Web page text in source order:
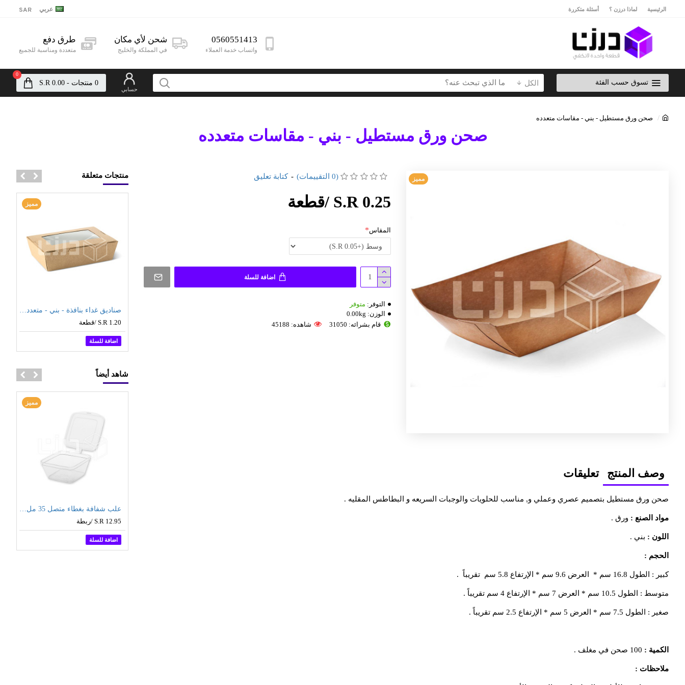
الرئيسية لماذا درزن ؟ أسئلة متكررة عربي SAR
0560551413
واتساب خدمة العملاء
شحن لأي مكان
في المملكة والخليج
طرق دفع
متعددة ومناسبة للجميع
تسوق حسب الفئة الكل
حسابي
0 منتجات - S.R 0.00
0
صحن ورق مستطيل - بني - مقاسات متعدده
صحن ورق مستطيل - بني - مقاسات متعدده
مميز
التوفر: متوفر
الوزن: 0.00kg
قام بشرائه: 31050
شاهده: 45188
(0 التقييمات) - كتابة تعليق
S.R 0.25 /قطعة
المقاس
اضافة للسلة
وصف المنتج تعليقات
صحن ورق مستطيل بتصميم عصري وعملي و, مناسب للحلويات والوجبات السريعه و البطاطس المقليه .
مواد الصنع : ورق .
اللون : بني .
الحجم :
كبير : الطول 16.8 سم * العرض 9.6 سم * الإرتفاع 5.8 سم تقريباً .
متوسط : الطول 10.5 سم * العرض 7 سم * الإرتفاع 4 سم تقريباً .
صغير : الطول 7.5 سم * العرض 5 سم * الإرتفاع 2.5 سم تقريباً .
الكمية :
ملاحظات :
منتجات متعلقة
مميز
صناديق غداء بنافذة - بني - متعددة الأحجام
S.R 1.20 /قطعة
اضافة للسلة
شاهد أيضاً
مميز
علب شفافة بغطاء متصل 35 مل - مربع (شدة ٥٠ حبة)
S.R 12.95 /ربطة
اضافة للسلة